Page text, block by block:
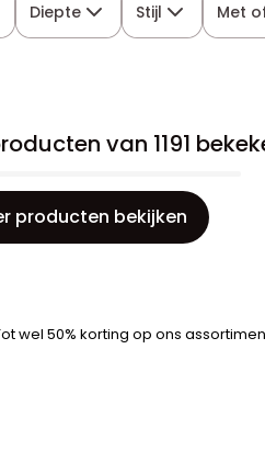
Diepte Stijl Met
van 1191
producten bekijken
wel 50% korting op ons